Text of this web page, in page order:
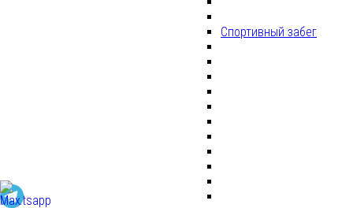
Спортивный забег